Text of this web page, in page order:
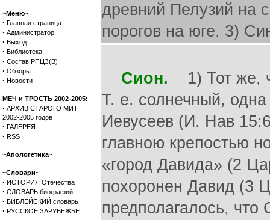
~Меню~
· Главная страница
· Администратор
· Выход
· Библиотека
· Состав РПЦЗ(В)
· Обзоры
· Новости
МЕЧ и ТРОСТЬ 2002-2005:
· АРХИВ СТАРОГО МИТ
2002-2005 годов
· ГАЛЕРЕЯ
· RSS
~Апологетика~
~Словари~
· ИСТОРИЯ Отечества
· СЛОВАРЬ биографий
· БИБЛЕЙСКИЙ словарь
· РУССКОЕ ЗАРУБЕЖЬЕ
древний Пелузий на
порогов на юге. 3)
Сион. 1) Тот же,
Т. е. солнечный,
Иевусеев (И. Нав
главною крепостью
«город Давида» (2
похоронен Давид (3
предполагалось,